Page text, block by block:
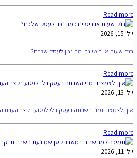
Read more
יולי 15, 2026
בנק שעות או ריטיינר: מה נכון לעסק שלכם?
Read more
יולי 13, 2026
איך לצמצם זמני השבתה בעסק בלי לפגוע בקצב העבודה
Read more
יולי 11, 2026